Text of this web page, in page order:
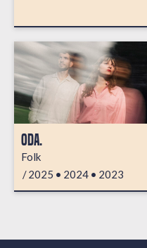
ODA.
Folk
2025
2024 2023